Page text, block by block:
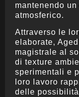
mantenendo
atmosferico.
Attraverso le
elaborate,
magistrale al
di texture
sperimentali e
loro lavoro
delle